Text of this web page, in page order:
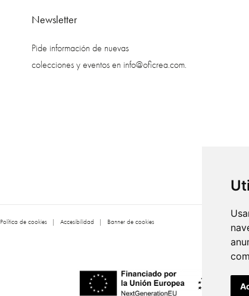
Newsletter
Pide información de nuevas
colecciones y eventos en info@oficrea.com.
Política de cookies Accesibilidad Banner de cookies